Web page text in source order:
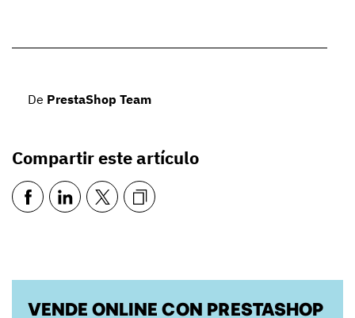
De PrestaShop Team
Compartir este artículo
VENDE ONLINE CON PRESTASHOP